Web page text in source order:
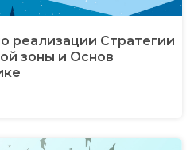
реализации Стратегии
зоны и Основ